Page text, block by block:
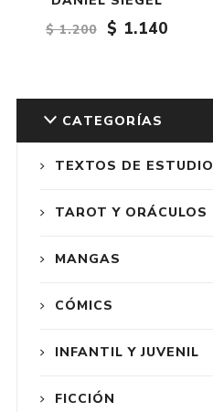
$ 1.200
$ 1.140
CATEGORÍAS
TEXTOS DE ESTUDIO
TAROT Y ORÁCULOS
MANGAS
CÓMICS
INFANTIL Y JUVENIL
FICCIÓN